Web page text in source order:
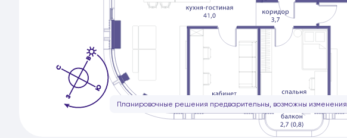
Планировочные решения предварительны, возможны изменения